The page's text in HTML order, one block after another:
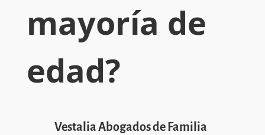
mayoría de
edad?
Vestalia Abogados de Familia